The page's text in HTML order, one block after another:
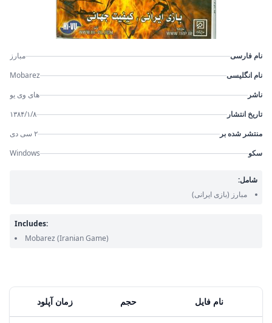
نام فایل حجم زمان آپلود
نام فارسی
مبارز
نام انگلیسی
Mobarez
ناشر
های وی یو
تاریخ انتشار
۱۳۸۴/۱/۸
منتشر شده بر
۲ سی دی
سکو
Windows
شامل:
مبارز (بازی ایرانی)
Includes:
Mobarez (Iranian Game)